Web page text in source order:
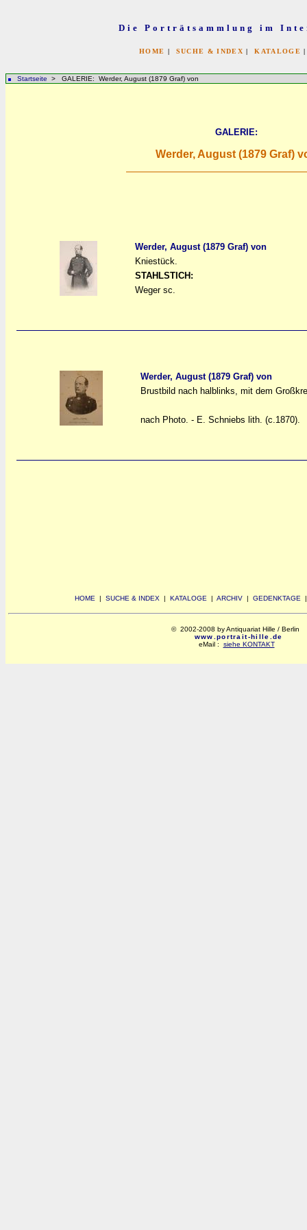
Die Porträtsammlung im
HOME | SUCHE & INDEX |KATALOGE
Startseite > GALERIE: Werder, August (1879 Graf) von
GALERIE:
Werder, August (1879 Graf)
Werder, August (1879 Graf) von
Kniestück.
STAHLSTICH:
Weger sc.
Werder, August (1879 Graf) von
Brustbild nach halblinks, mit dem
nach Photo. - E. Schniebs lith. (c.1870).
HOME | SUCHE & INDEX | KATALOGE | ARCHIV | GEDENKTAGE
© 2002-2008 by Antiquariat Hille / Berlin
www.portrait-hille.de
eMail : siehe KONTAKT